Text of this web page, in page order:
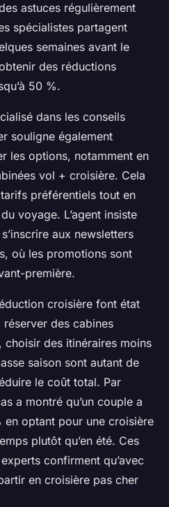
astuces régulièrement
spécialistes partagent
semaines avant le
des réductions
50 %.
dans les conseils
souligne également
les options, notamment en
vol + croisière. Cela
préférentiels tout en
voyage. L’agent insiste
aux newsletters
où les promotions sont
première.
croisière font état
des cabines
choisir des itinéraires moins
saison sont autant de
le coût total. Par
a montré qu’un couple a
optant pour une croisière
plutôt qu’en été. Ces
confirment qu’avec
en croisière pas cher